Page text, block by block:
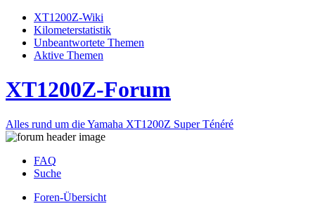
XT1200Z-Wiki
Kilometerstatistik
Unbeantwortete Themen
Aktive Themen
XT1200Z-Forum
Alles rund um die Yamaha XT1200Z Super Ténéré
FAQ
Suche
Foren-Übersicht